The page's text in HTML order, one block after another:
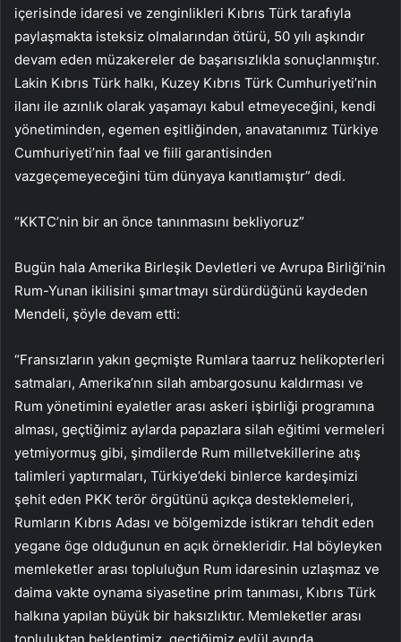
içerisinde idaresi ve zenginlikleri Kıbrıs Türk tarafıyla
paylaşmakta isteksiz olmalarından ötürü, 50 yılı aşkındır
devam eden müzakereler de başarısızlıkla sonuçlanmıştır.
Lakin Kıbrıs Türk halkı, Kuzey Kıbrıs Türk Cumhuriyeti’nin
ilanı ile azınlık olarak yaşamayı kabul etmeyeceğini, kendi
yönetiminden, egemen eşitliğinden, anavatanımız Türkiye
Cumhuriyeti’nin faal ve fiili garantisinden
vazgeçemeyeceğini tüm dünyaya kanıtlamıştır” dedi.
“KKTC’nin bir an önce tanınmasını bekliyoruz”
Bugün hala Amerika Birleşik Devletleri ve Avrupa Birliği’nin
Rum-Yunan ikilisini şımartmayı sürdürdüğünü kaydeden
Mendeli, şöyle devam etti:
“Fransızların yakın geçmişte Rumlara taarruz helikopterleri
satmaları, Amerika’nın silah ambargosunu kaldırması ve
Rum yönetimini eyaletler arası askeri işbirliği programına
alması, geçtiğimiz aylarda papazlara silah eğitimi vermeleri
yetmiyormuş gibi, şimdilerde Rum milletvekillerine atış
talimleri yaptırmaları, Türkiye’deki binlerce kardeşimizi
şehit eden PKK terör örgütünü açıkça desteklemeleri,
Rumların Kıbrıs Adası ve bölgemizde istikrarı tehdit eden
yegane öge olduğunun en açık örnekleridir. Hal böyleyken
memleketler arası topluluğun Rum idaresinin uzlaşmaz ve
daima vakte oynama siyasetine prim tanıması, Kıbrıs Türk
halkına yapılan büyük bir haksızlıktır. Memleketler arası